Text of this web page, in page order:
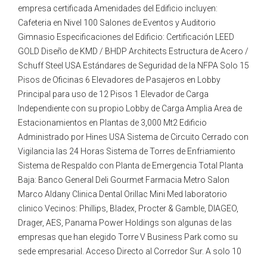
empresa certificada Amenidades del Edificio incluyen:
Cafeteria en Nivel 100 Salones de Eventos y Auditorio
Gimnasio Especificaciones del Edificio: Certificación LEED
GOLD Diseño de KMD / BHDP Architects Estructura de Acero /
Schuff Steel USA Estándares de Seguridad de la NFPA Solo 15
Pisos de Oficinas 6 Elevadores de Pasajeros en Lobby
Principal para uso de 12 Pisos 1 Elevador de Carga
Independiente con su propio Lobby de Carga Amplia Area de
Estacionamientos en Plantas de 3,000 Mt2 Edificio
Administrado por Hines USA Sistema de Circuito Cerrado con
Vigilancia las 24 Horas Sistema de Torres de Enfriamiento
Sistema de Respaldo con Planta de Emergencia Total Planta
Baja: Banco General Deli Gourmet Farmacia Metro Salon
Marco Aldany Clinica Dental Orillac Mini Med laboratorio
clinico Vecinos: Phillips, Bladex, Procter & Gamble, DIAGEO,
Drager, AES, Panama Power Holdings son algunas de las
empresas que han elegido Torre V Business Park como su
sede empresarial. Acceso Directo al Corredor Sur. A solo 10